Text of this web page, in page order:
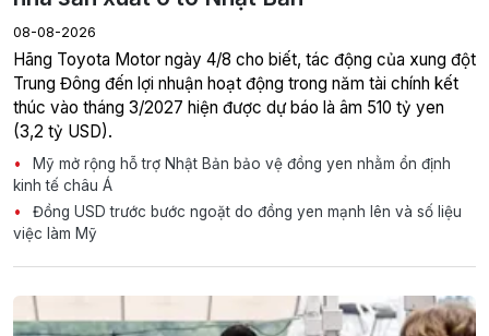
08-08-2026
Hãng Toyota Motor ngày 4/8 cho biết, tác động của xung đột
Trung Đông đến lợi nhuận hoạt động trong năm tài chính kết
thúc vào tháng 3/2027 hiện được dự báo là âm 510 tỷ yen
(3,2 tỷ USD).
Mỹ mở rộng hỗ trợ Nhật Bản bảo vệ đồng yen nhằm ổn định
kinh tế châu Á
Đồng USD trước bước ngoặt do đồng yen mạnh lên và số liệu
việc làm Mỹ